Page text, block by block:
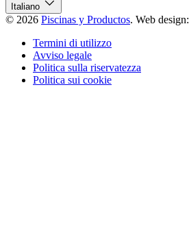
Italiano
© 2026 Piscinas y Productos. Web design:
Termini di utilizzo
Avviso legale
Politica sulla riservatezza
Politica sui cookie